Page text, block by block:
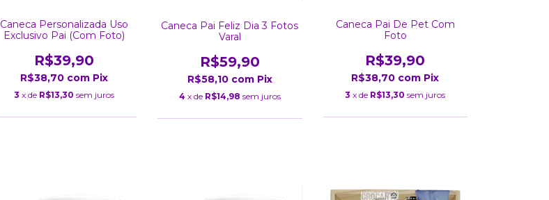
Caneca Personalizada Uso
Exclusivo Pai (Com Foto)
R$39,90
R$38,70 com Pix
3 x de R$13,30 sem juros
Caneca Pai Feliz Dia 3 Fotos
Varal
R$59,90
R$58,10 com Pix
4 x de R$14,98 sem juros
Caneca Pai De Pet Com
Foto
R$39,90
R$38,70 com Pix
3 x de R$13,30 sem juros